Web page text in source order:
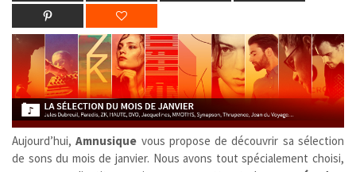
Aujourd’hui,Amnusique vous propose de découvrir sa sélection
de sons du mois de janvier. Nous avons tout spécialement choisi,